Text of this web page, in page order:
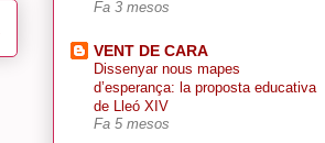
Fa 3 mesos
VENT DE CARA
Dissenyar nous mapes
d’esperança: la proposta educativa
de Lleó XIV
Fa 5 mesos